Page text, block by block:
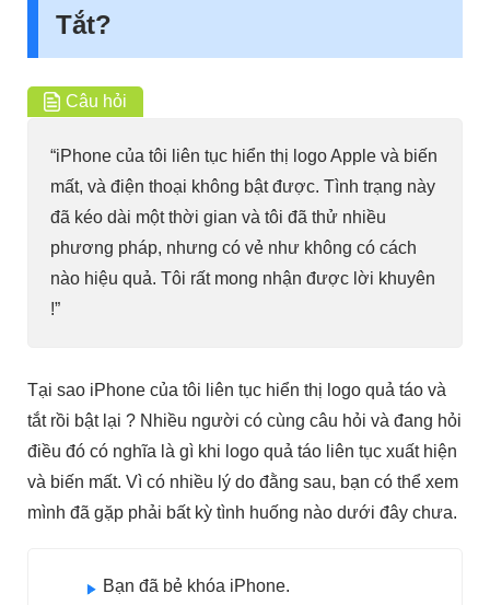
Tắt?
Câu hỏi
“iPhone của tôi liên tục hiển thị logo Apple và biến
mất, và điện thoại không bật được. Tình trạng này
đã kéo dài một thời gian và tôi đã thử nhiều
phương pháp, nhưng có vẻ như không có cách
nào hiệu quả. Tôi rất mong nhận được lời khuyên
!”
Tại sao iPhone của tôi liên tục hiển thị logo quả táo và
tắt rồi bật lại ? Nhiều người có cùng câu hỏi và đang hỏi
điều đó có nghĩa là gì khi logo quả táo liên tục xuất hiện
và biến mất. Vì có nhiều lý do đằng sau, bạn có thể xem
mình đã gặp phải bất kỳ tình huống nào dưới đây chưa.
Bạn đã bẻ khóa iPhone.